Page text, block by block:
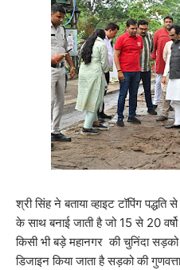
श्री सिंह ने बताया व्हाइट टॉपिंग
के साथ बनाई जाती है जो 15 से 20
किसी भी बड़े महानगर की चुनिंदा
डिजाइन किया जाता है सड़को की